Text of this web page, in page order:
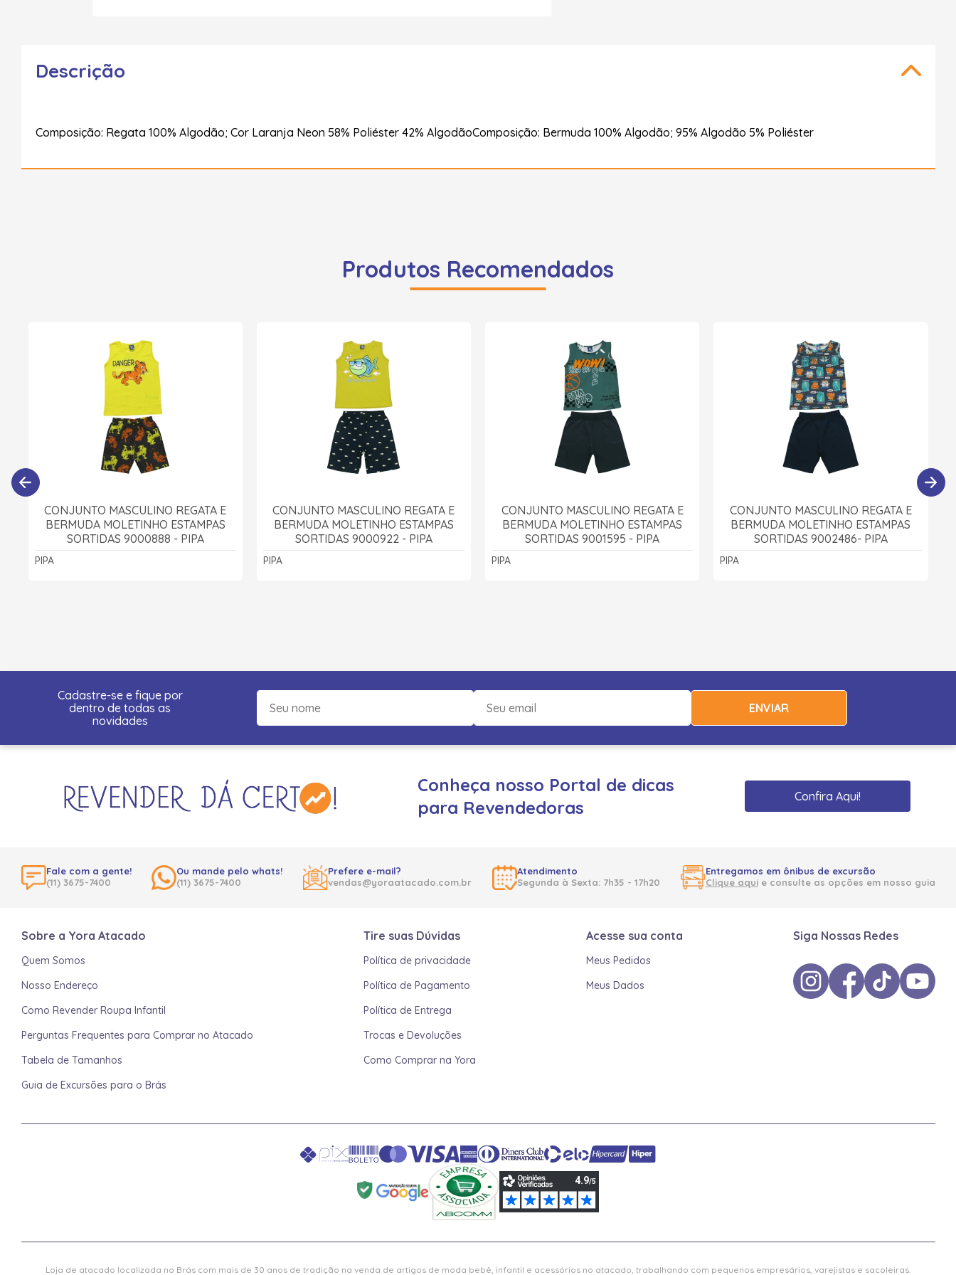
Descrição
Composição: Regata 100% Algodão; Cor Laranja Neon 58% Poliéster 42% AlgodãoComposição: Bermuda 100% Algodão; 95% Algodão 5% Poliéster
Produtos Recomendados
CONJUNTO MASCULINO REGATA E
BERMUDA MOLETINHO ESTAMPAS
SORTIDAS 9000888 - PIPA
PIPA
CONJUNTO MASCULINO REGATA E
BERMUDA MOLETINHO ESTAMPAS
SORTIDAS 9000922 - PIPA
PIPA
CONJUNTO MASCULINO REGATA E
BERMUDA MOLETINHO ESTAMPAS
SORTIDAS 9001595 - PIPA
PIPA
CONJUNTO MASCULINO REGATA E
BERMUDA MOLETINHO ESTAMPAS
SORTIDAS 9002486- PIPA
PIPA
Cadastre-se e fique por
dentro de todas as
novidades
ENVIAR
Conheça nosso Portal de dicas
para Revendedoras
Confira Aqui!
Fale com a gente!
(11) 3675-7400
Ou mande pelo whats!
(11) 3675-7400
Prefere e-mail?
vendas@yoraatacado.com.br
Atendimento
Segunda à Sexta: 7h35 - 17h20
Entregamos em ônibus de excursão
Clique aquie consulte as opções em nosso guia
Sobre a Yora Atacado
Quem Somos
Nosso Endereço
Como Revender Roupa Infantil
Perguntas Frequentes para Comprar no Atacado
Tabela de Tamanhos
Guia de Excursões para o Brás
Tire suas Dúvidas
Política de privacidade
Política de Pagamento
Política de Entrega
Trocas e Devoluções
Como Comprar na Yora
Acesse sua conta
Meus Pedidos
Meus Dados
Siga Nossas Redes
Loja de atacado localizada no Brás com mais de 30 anos de tradição na venda de artigos de moda bebê, infantil e acessórios no atacado, trabalhando com pequenos empresários, varejistas e sacoleiras.